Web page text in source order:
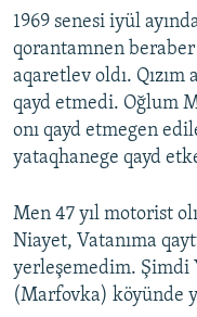
1969 senesi iyül
qorantamnen beraber
aqaretlev oldı. Qızım
qayd etmedi. Oğlum
onı qayd etmegen
yataqhanege qayd
Men 47 yıl motorist
Niayet, Vatanıma
yerleşemedim. Şimdi
(Marfovka) köyünde